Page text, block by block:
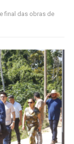
final das obras de